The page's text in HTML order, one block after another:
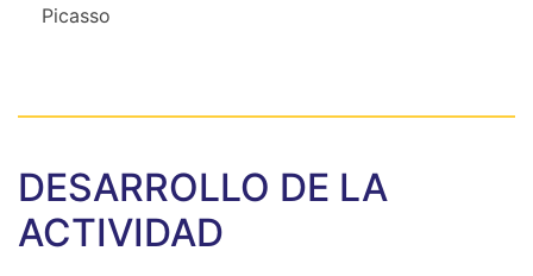
Picasso
DESARROLLO DE LA
ACTIVIDAD